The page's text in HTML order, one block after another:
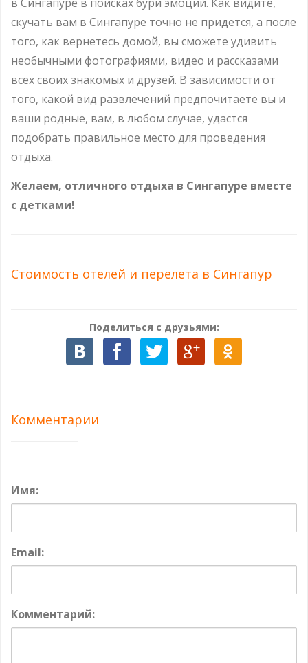
скучать вам в Сингапуре точно не придется, а после
того, как вернетесь домой, вы сможете удивить
необычными фотографиями, видео и рассказами
всех своих знакомых и друзей. В зависимости от
того, какой вид развлечений предпочитаете вы и
ваши родные, вам, в любом случае, удастся
подобрать правильное место для проведения
отдыха.
Желаем, отличного отдыха в Сингапуре вместе
с детками!
Стоимость отелей и перелета в Сингапур
Поделиться с друзьями:
Комментарии
Имя:
Email:
Комментарий: